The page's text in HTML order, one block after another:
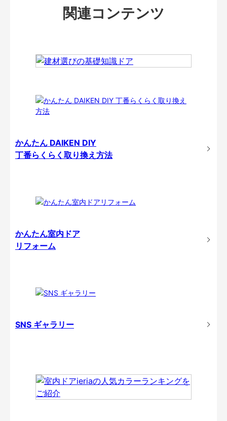
関連コンテンツ
かんたん DAIKEN DIY
丁番らくらく取り換え方法
かんたん室内ドア
リフォーム
SNS ギャラリー